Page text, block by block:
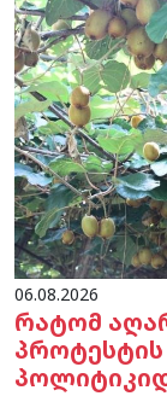
06.08.2026
რატომ
პროტესტის